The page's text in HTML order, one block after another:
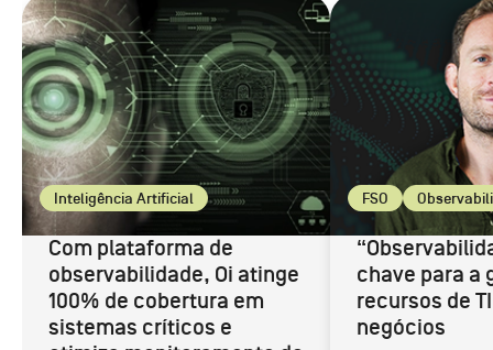
Inteligência Artificial
Machine Learning
Observabilidade
Com plataforma de
observabilidade, Oi atinge
100% de cobertura em
sistemas críticos e
FSO
chave para a
recursos de
negócios